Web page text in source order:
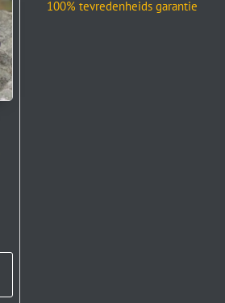
100% tevredenheids garantie